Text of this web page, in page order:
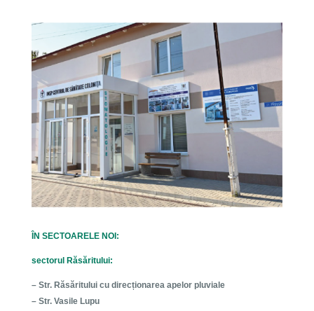
ÎN SECTOARELE NOI:
sectorul Răsăritului:
– Str. Răsăritului cu direcționarea apelor pluviale
– Str. Vasile Lupu